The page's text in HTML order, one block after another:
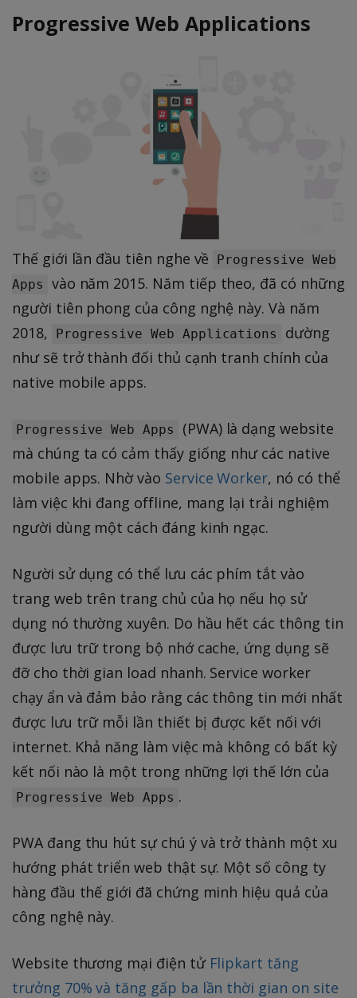
Progressive Web Applications
Thế giới lần đầu tiên nghe về
Progressive Web
Apps
vào năm 2015. Năm tiếp theo, đã có những
người tiên phong của công nghệ này. Và năm
2018,
Progressive Web Applications
dường
như sẽ trở thành đối thủ cạnh tranh chính của
native mobile apps.
Progressive Web Apps
(PWA) là dạng website
mà chúng ta có cảm thấy giống như các native
mobile apps. Nhờ vào Service Worker, nó có thể
làm việc khi đang offline, mang lại trải nghiệm
người dùng một cách đáng kinh ngạc.
Người sử dụng có thể lưu các phím tắt vào
trang web trên trang chủ của họ nếu họ sử
dụng nó thường xuyên. Do hầu hết các thông tin
được lưu trữ trong bộ nhớ cache, ứng dụng sẽ
đỡ cho thời gian load nhanh. Service worker
chạy ẩn và đảm bảo rằng các thông tin mới nhất
được lưu trữ mỗi lần thiết bị được kết nối với
internet. Khả năng làm việc mà không có bất kỳ
kết nối nào là một trong những lợi thế lớn của
Progressive Web Apps .
PWA đang thu hút sự chú ý và trở thành một xu
hướng phát triển web thật sự. Một số công ty
hàng đầu thế giới đã chứng minh hiệu quả của
công nghệ này.
Website thương mại điện tử Flipkart tăng
trưởng 70% và tăng gấp ba lần thời gian on site